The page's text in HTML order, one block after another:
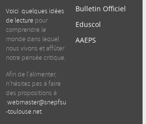
Voici quelques idées
de lecture pour
comprendre le
monde dans lequel
nous vivons et affûter
notre pensée critique.
Afin de l’alimenter,
n’hésitez pas à faire
des propositions à
:webmaster@snepfsu
-toulouse.net
Bulletin Officiel
Eduscol
AAEPS